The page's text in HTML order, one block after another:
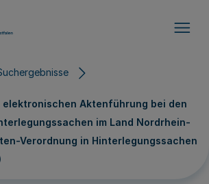
elektronischen Aktenführung bei den
im Land Nordrhein-
Verordnung in Hinterlegungssachen